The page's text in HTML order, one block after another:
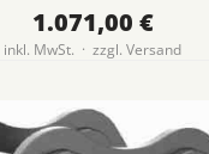
1.071,00 €
inkl. MwSt. · zzgl. Versand